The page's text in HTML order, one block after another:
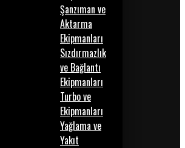
Şanzıman ve
Aktarma
Ekipmanları
Sızdırmazlık
ve Bağlantı
Ekipmanları
Turbo ve
Ekipmanları
Yağlama ve
Yakıt